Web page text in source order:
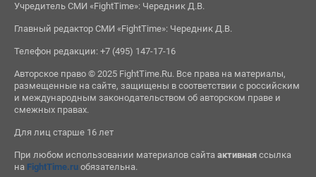
Учредитель СМИ «FightTime»: Чередник Д.В.
Главный редактор СМИ «FightTime»: Чередник Д.В.
Телефон редакции: +7 (495) 147-17-16
Авторское право © 2025 FightTime.Ru. Все права на материалы,
размещенные на сайте, защищены в соответствии с российским
и международным законодательством об авторском праве и
смежных правах.
Для лиц старше 16 лет
При любом использовании материалов сайта активнаяссылка
на FightTime.ruобязательна.